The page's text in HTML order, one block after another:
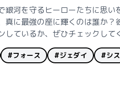
銀河を守るヒーローたちに思
真に最強の座に輝くのは誰か
ているか、ぜひチェックして
#フォース #ジェダイ #シス